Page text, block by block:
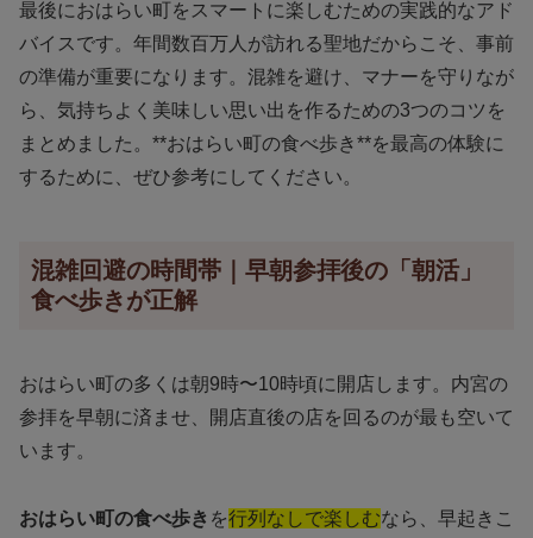
最後におはらい町をスマートに楽しむための実践的なアド
バイスです。年間数百万人が訪れる聖地だからこそ、事前
の準備が重要になります。混雑を避け、マナーを守りなが
ら、気持ちよく美味しい思い出を作るための3つのコツを
まとめました。**おはらい町の食べ歩き**を最高の体験に
するために、ぜひ参考にしてください。
混雑回避の時間帯｜早朝参拝後の「朝活」
食べ歩きが正解
おはらい町の多くは朝9時〜10時頃に開店します。内宮の
参拝を早朝に済ませ、開店直後の店を回るのが最も空いて
います。
おはらい町の食べ歩き を行列なしで楽しむなら、早起きこ